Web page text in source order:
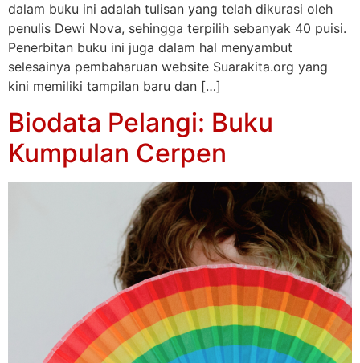
dalam buku ini adalah tulisan yang telah dikurasi oleh
penulis Dewi Nova, sehingga terpilih sebanyak 40 puisi.
Penerbitan buku ini juga dalam hal menyambut
selesainya pembaharuan website Suarakita.org yang
kini memiliki tampilan baru dan […]
Biodata Pelangi: Buku
Kumpulan Cerpen